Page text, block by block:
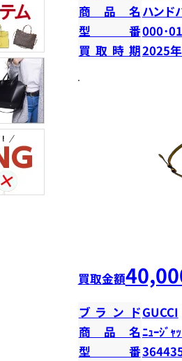
商品名 ハンド
型番000･
買取時期2025
買取金額
ブランドGUCCI
商品名ﾆｭｰｼﾞｬ
型番